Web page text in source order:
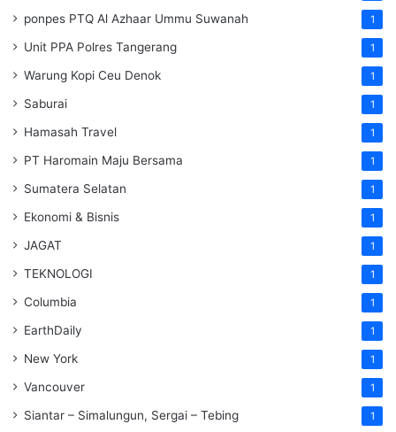
ponpes PTQ Al Azhaar Ummu Suwanah 1
Unit PPA Polres Tangerang 1
Warung Kopi Ceu Denok 1
Saburai 1
Hamasah Travel 1
PT Haromain Maju Bersama 1
Sumatera Selatan 1
Ekonomi & Bisnis 1
JAGAT 1
TEKNOLOGI 1
Columbia 1
EarthDaily 1
New York 1
Vancouver 1
Siantar – Simalungun, Sergai – Tebing 1